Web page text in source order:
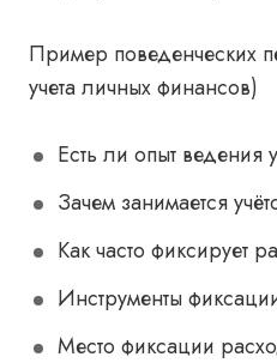
Пример поведенческих
учета личных финансов)
Есть ли опыт ведения
Зачем занимается
Как часто фиксирует
Инструменты
Место фиксации